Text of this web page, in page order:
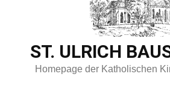
ST. ULRICH
Homepage der Katholischen